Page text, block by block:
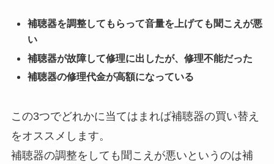
補聴器を調整してもらって音量を上げても聞こえが悪
い
補聴器が故障して修理に出したが、修理不能だった
補聴器の修理代金が高額になっている
この3つでどれかに当てはまれば補聴器の買い替え
をオススメします。
補聴器の調整をしても聞こえが悪いというのは補